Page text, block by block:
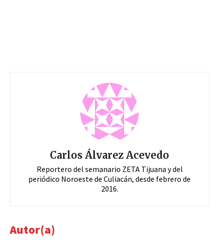
Carlos Álvarez Acevedo
Reportero del semanario ZETA Tijuana y del
periódico Noroeste de Culiacán, desde febrero de
2016.
Autor(a)